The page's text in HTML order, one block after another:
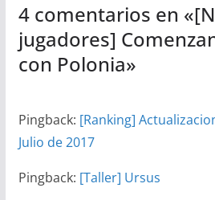
4 comentarios en «
jugadores]
con Polonia»
Pingback: [Ranking]
Julio de 2017
Pingback: [Taller] Ursus